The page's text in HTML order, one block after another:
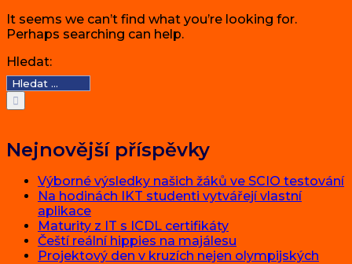
It seems we can’t find what you’re looking for.
Perhaps searching can help.
Hledat:
Nejnovější příspěvky
Výborné výsledky našich žáků ve SCIO testování
Na hodinách IKT studenti vytvářejí vlastní
aplikace
Maturity z IT s ICDL certifikáty
Čeští reální hippies na majálesu
Projektový den v kruzích nejen olympijských